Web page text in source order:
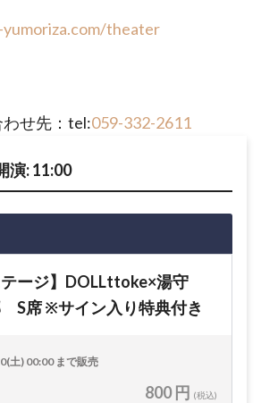
theater
せ先：tel:059-332-2611
演: 11:00
テージ】DOLLttoke×湯守
席 ※サイン入り特典付き
土) 00:00 まで販売
800 円 (税込)